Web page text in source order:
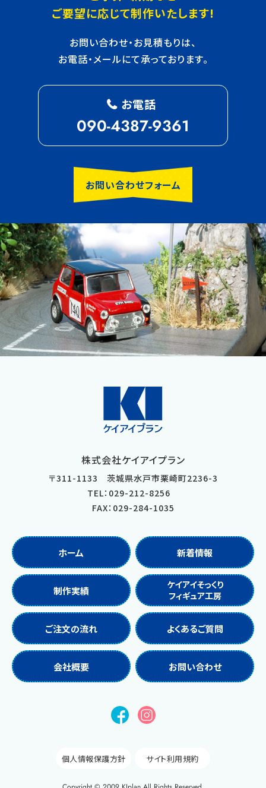
ご要望に応じて制作いたします!
お問い合わせ・お見積もりは、
お電話・メールにて承っております。
お電話
090-4387-9361
お問い合わせフォーム
株式会社ケイアイプラン
〒311-1133 茨城県水戸市栗崎町2236-3
TEL：029-212-8256
FAX：029-284-1035
ホーム 新着情報
制作実績
ケイアイそっくり
フィギュア工房
ご注文の流れ よくあるご質問
会社概要 お問い合わせ
個人情報保護方針 サイト利用規約